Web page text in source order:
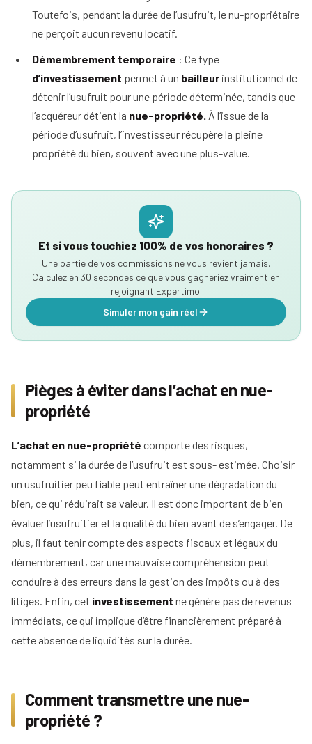
Toutefois, pendant la durée de l’usufruit, le nu-propriétaire
ne perçoit aucun revenu locatif.
Démembrement temporaire : Ce type
d’investissement permet à un bailleur institutionnel de
détenir l’usufruit pour une période déterminée, tandis que
l’acquéreur détient la nue-propriété. À l’issue de la
période d’usufruit, l’investisseur récupère la pleine
propriété du bien, souvent avec une plus-value.
Et si vous touchiez 100% de vos honoraires ?
Une partie de vos commissions ne vous revient jamais.
Calculez en 30 secondes ce que vous gagneriez vraiment en
rejoignant Expertimo.
Simuler mon gain réel
Pièges à éviter dans l’achat en nue-
propriété
L’achat en nue-propriété comporte des risques,
notamment si la durée de l’usufruit est sous- estimée. Choisir
un usufruitier peu fiable peut entraîner une dégradation du
bien, ce qui réduirait sa valeur. Il est donc important de bien
évaluer l’usufruitier et la qualité du bien avant de s’engager. De
plus, il faut tenir compte des aspects fiscaux et légaux du
démembrement, car une mauvaise compréhension peut
conduire à des erreurs dans la gestion des impôts ou à des
litiges. Enfin, cet investissement ne génère pas de revenus
immédiats, ce qui implique d’être financièrement préparé à
cette absence de liquidités sur la durée.
Comment transmettre une nue-
propriété ?